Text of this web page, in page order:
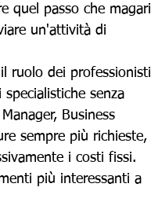
quel passo che magari
un'attività di
ruolo dei professionisti
senza
Business
sempre più richieste,
i costi fissi.
più interessanti a